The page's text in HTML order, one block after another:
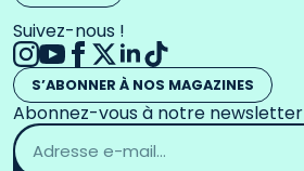
Suivez-nous !
S’ABONNER À NOS MAGAZINES
Abonnez-vous à notre newsletter
Adresse
email
*